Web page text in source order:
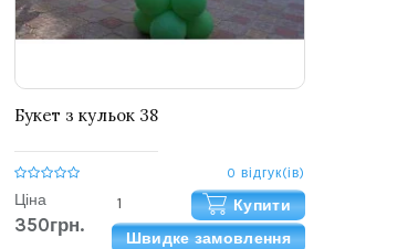
Букет з кульок 38
0 відгук(ів)
Ціна
350грн.
Купити
Швидке замовлення